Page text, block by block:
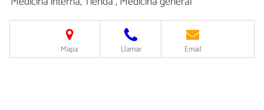
Mapa Llamar Email